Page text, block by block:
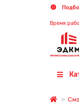
Время